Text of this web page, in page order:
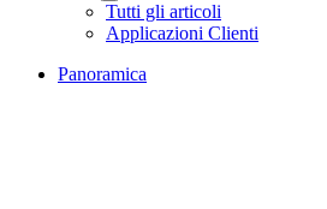
Tutti gli articoli
Applicazioni Clienti
Panoramica